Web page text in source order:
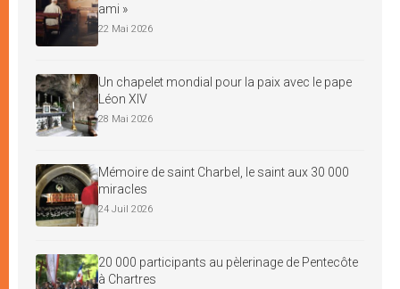
ami »
22 Mai 2026
Un chapelet mondial pour la paix avec le pape
Léon XIV
28 Mai 2026
Mémoire de saint Charbel, le saint aux 30 000
miracles
24 Juil 2026
20 000 participants au pèlerinage de Pentecôte
à Chartres